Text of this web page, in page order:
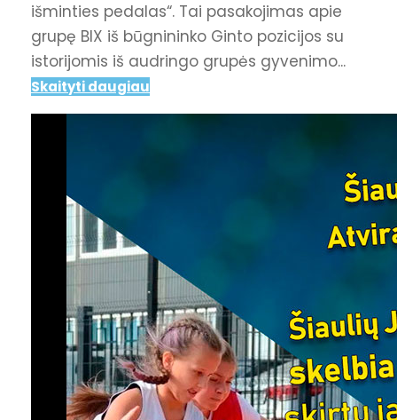
išminties pedalas“. Tai pasakojimas apie
grupę BIX iš būgnininko Ginto pozicijos su
istorijomis iš audringo grupės gyvenimo...
Skaityti daugiau